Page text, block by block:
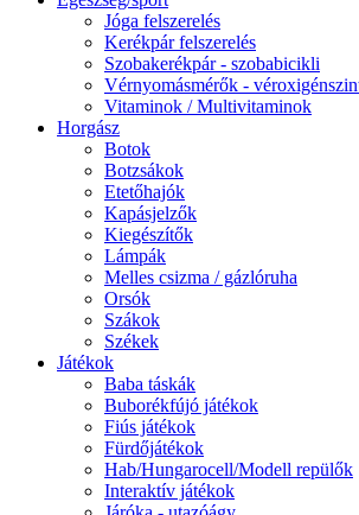
Jóga felszerelés
Kerékpár felszerelés
Szobakerékpár - szobabicikli
Vérnyomásmérők -
Vitaminok / Multivitaminok
Horgász
Botok
Botzsákok
Etetőhajók
Kapásjelzők
Kiegészítők
Lámpák
Melles csizma / gázlóruha
Orsók
Szákok
Székek
Játékok
Baba táskák
Buborékfújó játékok
Fiús játékok
Fürdőjátékok
Hab/Hungarocell/Modell repülők
Interaktív játékok